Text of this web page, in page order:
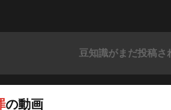
豆知識がまだ投稿さ
の動画